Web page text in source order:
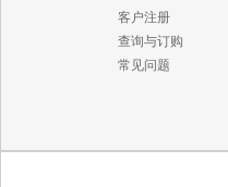
客户注册
查询与订购
常见问题